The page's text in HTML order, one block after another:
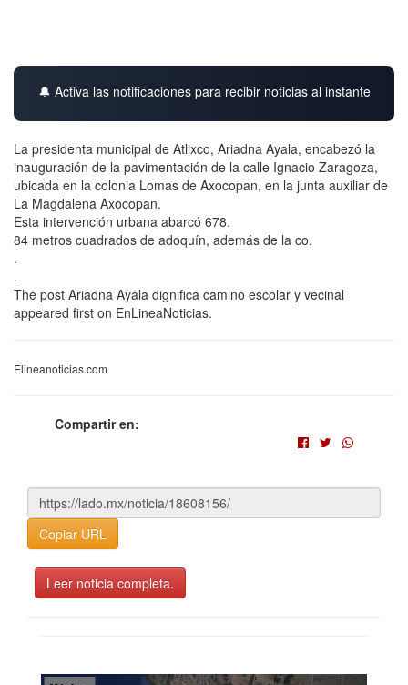
🔔 Activa las notificaciones para recibir noticias al instante
La presidenta municipal de Atlixco, Ariadna Ayala, encabezó la
inauguración de la pavimentación de la calle Ignacio Zaragoza,
ubicada en la colonia Lomas de Axocopan, en la junta auxiliar de
La Magdalena Axocopan.
Esta intervención urbana abarcó 678.
84 metros cuadrados de adoquín, además de la co.
.
.
The post Ariadna Ayala dignifica camino escolar y vecinal
appeared first on EnLineaNoticias.
Elineanoticias.com
Compartir en:
Copiar URL
Leer noticia completa.